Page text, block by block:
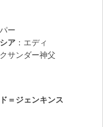
ー
ア ：エディ
サンダー神父
＝ジェンキンス